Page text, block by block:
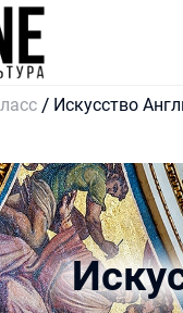
Искусство